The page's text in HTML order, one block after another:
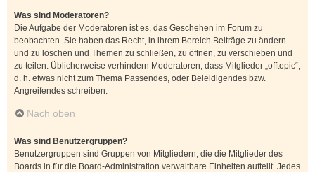
Was sind Moderatoren?
Die Aufgabe der Moderatoren ist es, das Geschehen im Forum zu
beobachten. Sie haben das Recht, in ihrem Bereich Beiträge zu ändern
und zu löschen und Themen zu schließen, zu öffnen, zu verschieben und
zu teilen. Üblicherweise verhindern Moderatoren, dass Mitglieder „offtopic“,
d. h. etwas nicht zum Thema Passendes, oder Beleidigendes bzw.
Angreifendes schreiben.
Nach oben
Was sind Benutzergruppen?
Benutzergruppen sind Gruppen von Mitgliedern, die die Mitglieder des
Boards in für die Board-Administration verwaltbare Einheiten aufteilt. Jedes